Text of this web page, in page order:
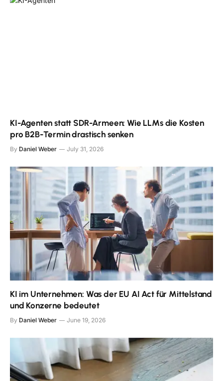
KI-Agenten statt SDR-Armeen: Wie LLMs die Kosten
pro B2B-Termin drastisch senken
By Daniel Weber July 31, 2026
KI im Unternehmen: Was der EU AI Act für Mittelstand
und Konzerne bedeutet
By Daniel Weber June 19, 2026